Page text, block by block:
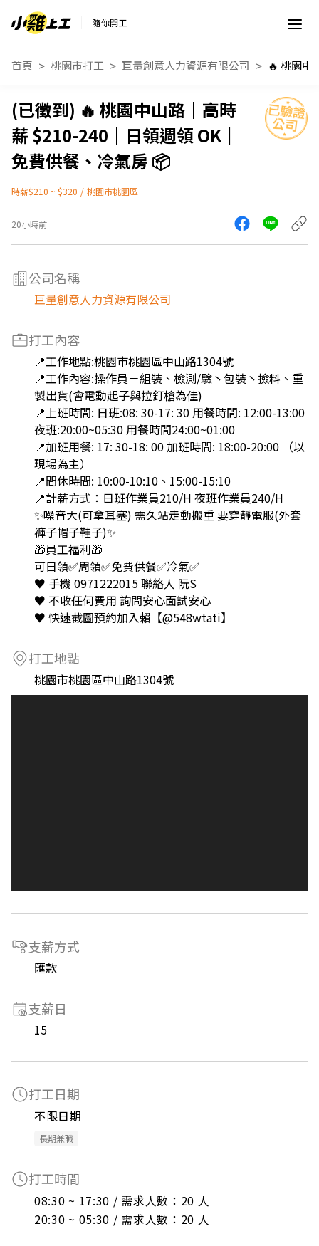
隨你開工
首頁 桃園市打工 巨量創意人力資源有限公司
🔥 桃園中山路｜高時
薪 $210-240｜日領週領 OK｜
免費供餐、冷氣房 📦
時薪$210 ~ $320 / 桃園市桃園區
20小時前
公司名稱
巨量創意人力資源有限公司
打工內容
📍工作地點:桃園巿桃園區中山路1304號
📍工作內容:操作員－組裝、檢測/驗丶包裝丶撿料、重
製出貨(會電動起子與拉釘槍為佳)
📍上班時間: 日班:08: 30-17: 30 用餐時間: 12:00-13:00
夜班:20:00~05:30 用餐時間24:00~01:00
📍加班用餐: 17: 30-18: 00 加班時間: 18:00-20:00 （以
現場為主）
📍間休時間: 10:00-10:10、15:00-15:10
📍計薪方式：日班作業員210/H 夜班作業員240/H
✨噪音大(可拿耳塞) 需久站走動搬重 要穿靜電服(外套
褲子帽子鞋子)✨
🎁員工福利🎁
可日領✅周領✅免費供餐✅冷氣✅
♥️ 手機 0971222015 聯絡人 阮S
♥️ 不收任何費用 詢問安心面試安心
♥️ 快速截圖預約加入賴【@548wtati】
打工地點
桃園市桃園區中山路1304號
支薪方式
匯款
支薪日
15
打工日期
不限日期
長期兼職
打工時間
08:30 ~ 17:30 / 需求人數：20 人
20:30 ~ 05:30 / 需求人數：20 人